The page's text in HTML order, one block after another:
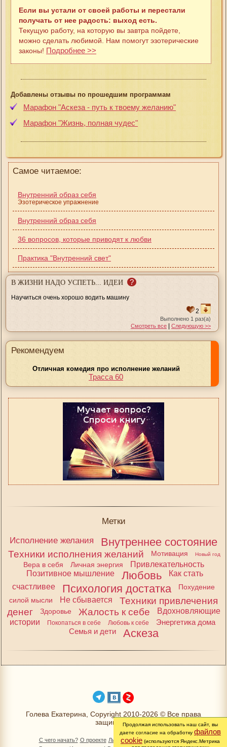
Если вы устали от своей работы и перестали
получать от нее радость: выход есть.
Текущую работу, на которую вы завтра пойдете,
можно сделать любимой. Нам помогут эзотерические
законы! Подробнее >>
Добавлены отзывы по прошедшим программам
Марафон "Аскеза - путь к твоему желанию"
Марафон "Жизнь, полная чудес"
Самое читаемое:
Внутренний образ себя
Эзотерическое упражнение
Внутренний образ себя
36 вопросов, которые приводят к любви
Практика "Внутренний свет"
В ЖИЗНИ НАДО УСПЕТЬ... ИДЕИ ?
Научиться очень хорошо водить машину
2
Выполнено 1 раз(а)
Смотреть все | Следующую >>
Рекомендуем
Отличная комедия про исполнение желаний
Трасса 60
Метки
Исполнение желания
Внутреннее состояние
Техники исполнения желаний Мотивация Новый год
Вера в себя Личная энергия
Привлекательность
Позитивное мышление
Любовь
Как стать
счастливее
Психология достатка
Похудение
силой мысли
Не сбывается
Техники привлечения
денег
Здоровье Жалость к себе
Вдохновляющие
истории
Покопаться в себе Любовь к себе
Энергетика дома
Семья и дети
Аскеза
Голева Екатерина, Copyright 2010-2026 © Все права
защищены
С чего начать? О проекте Личный раздел Книга Желаний
Продолжая использовать наш сайт, вы
даете согласие на обработку файлов
cookie (используются Яндекс.Метрика